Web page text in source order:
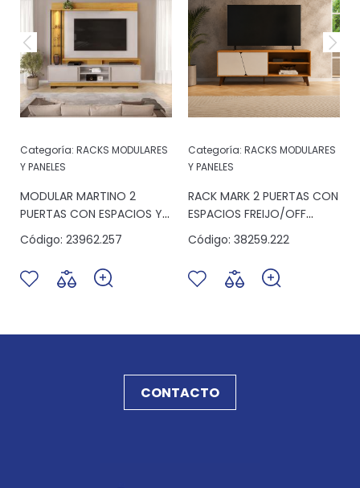
Categoría: RACKS MODULARES
Y PANELES
MODULAR MARTINO 2
PUERTAS CON ESPACIOS Y
LUZ CEDRO/BALI
Código: 23962.257
Categoría: RACKS MODULARES
Y PANELES
RACK MARK 2 PUERTAS CON
ESPACIOS FREIJO/OFF
WHITE
Código: 38259.222
CONTACTO